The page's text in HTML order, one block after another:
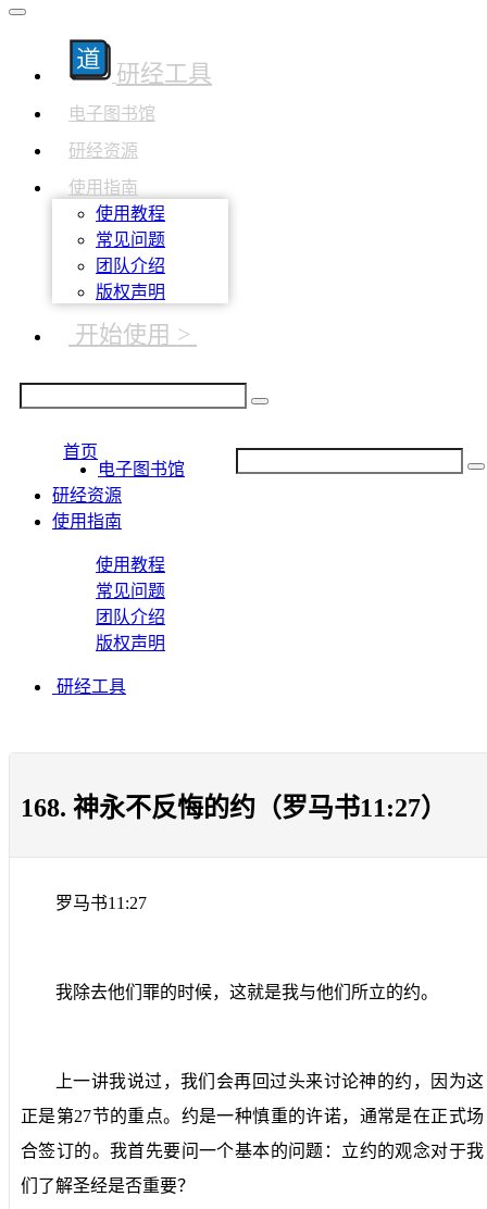
研经工具
电子图书馆
研经资源
使用指南
使用教程
常见问题
团队介绍
版权声明
开始使用 >
首页
电子图书馆
研经资源
使用指南
使用教程
常见问题
团队介绍
版权声明
研经工具
168. 神永不反悔的约（罗马书11:27）
罗马书11:27
我除去他们罪的时候，这就是我与他们所立的约。
上一讲我说过，我们会再回过头来讨论神的约，因为这
正是第27节的重点。约是一种慎重的许诺，通常是在正式场
合签订的。我首先要问一个基本的问题：立约的观念对于我
们了解圣经是否重要？